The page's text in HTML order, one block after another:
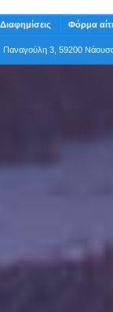
Διαφημίσεις Φόρμα
Παναγούλη 3, 59200